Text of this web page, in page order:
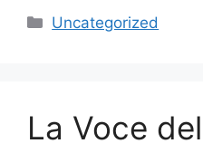
Categories
Uncategorized
La Voce